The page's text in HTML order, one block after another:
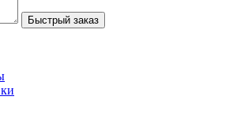
Быстрый заказ